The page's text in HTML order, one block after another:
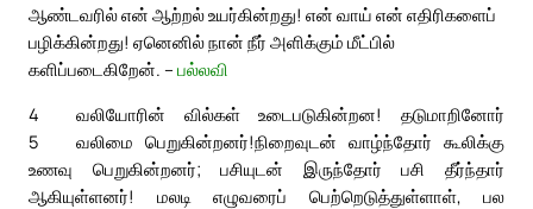
ஆண்டவரில் என் ஆற்றல் உயர்கின்றது! என் வாய் என் எதிரிகளைப்
பழிக்கின்றது! ஏனெனில் நான் நீர் அளிக்கும் மீட்பில்
களிப்படைகிறேன். – பல்லவி
4
வலியோரின் வில்கள் உடைபடுகின்றன! தடுமாறினோர்
வலிமை பெறுகின்றனர்!
5
நிறைவுடன் வாழ்ந்தோர் கூலிக்கு
உணவு பெறுகின்றனர்; பசியுடன் இருந்தோர் பசி தீர்ந்தார்
ஆகியுள்ளனர்! மலடி எழுவரைப் பெற்றெடுத்துள்ளாள், பல